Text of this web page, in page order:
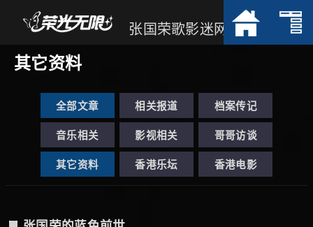
张国荣歌影迷网
其它资料
全部文章 相关报道 档案传记
音乐相关 影视相关 哥哥访谈
其它资料 香港乐坛 香港电影